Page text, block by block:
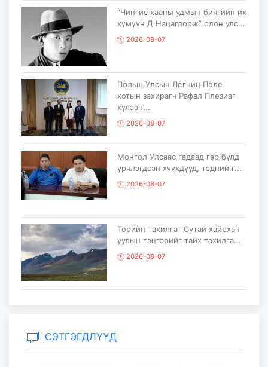
“Чингис хааны удмын бичгийн их
хүмүүн Д.Нацагдорж” олон улс...
2026-08-07
Польш Улсын Легниц Поле
хотын захирагч Рафал Плезиаг
хүлээн...
2026-08-07
Монгол Улсаас гадаад гэр бүлд
үрчлэгдсэн хүүхдүүд, тэдний г...
2026-08-07
Төрийн тахилгат Сутай хайрхан
уулын тэнгэрийг тайх тахилга...
2026-08-07
СЭТГЭГДЛҮҮД